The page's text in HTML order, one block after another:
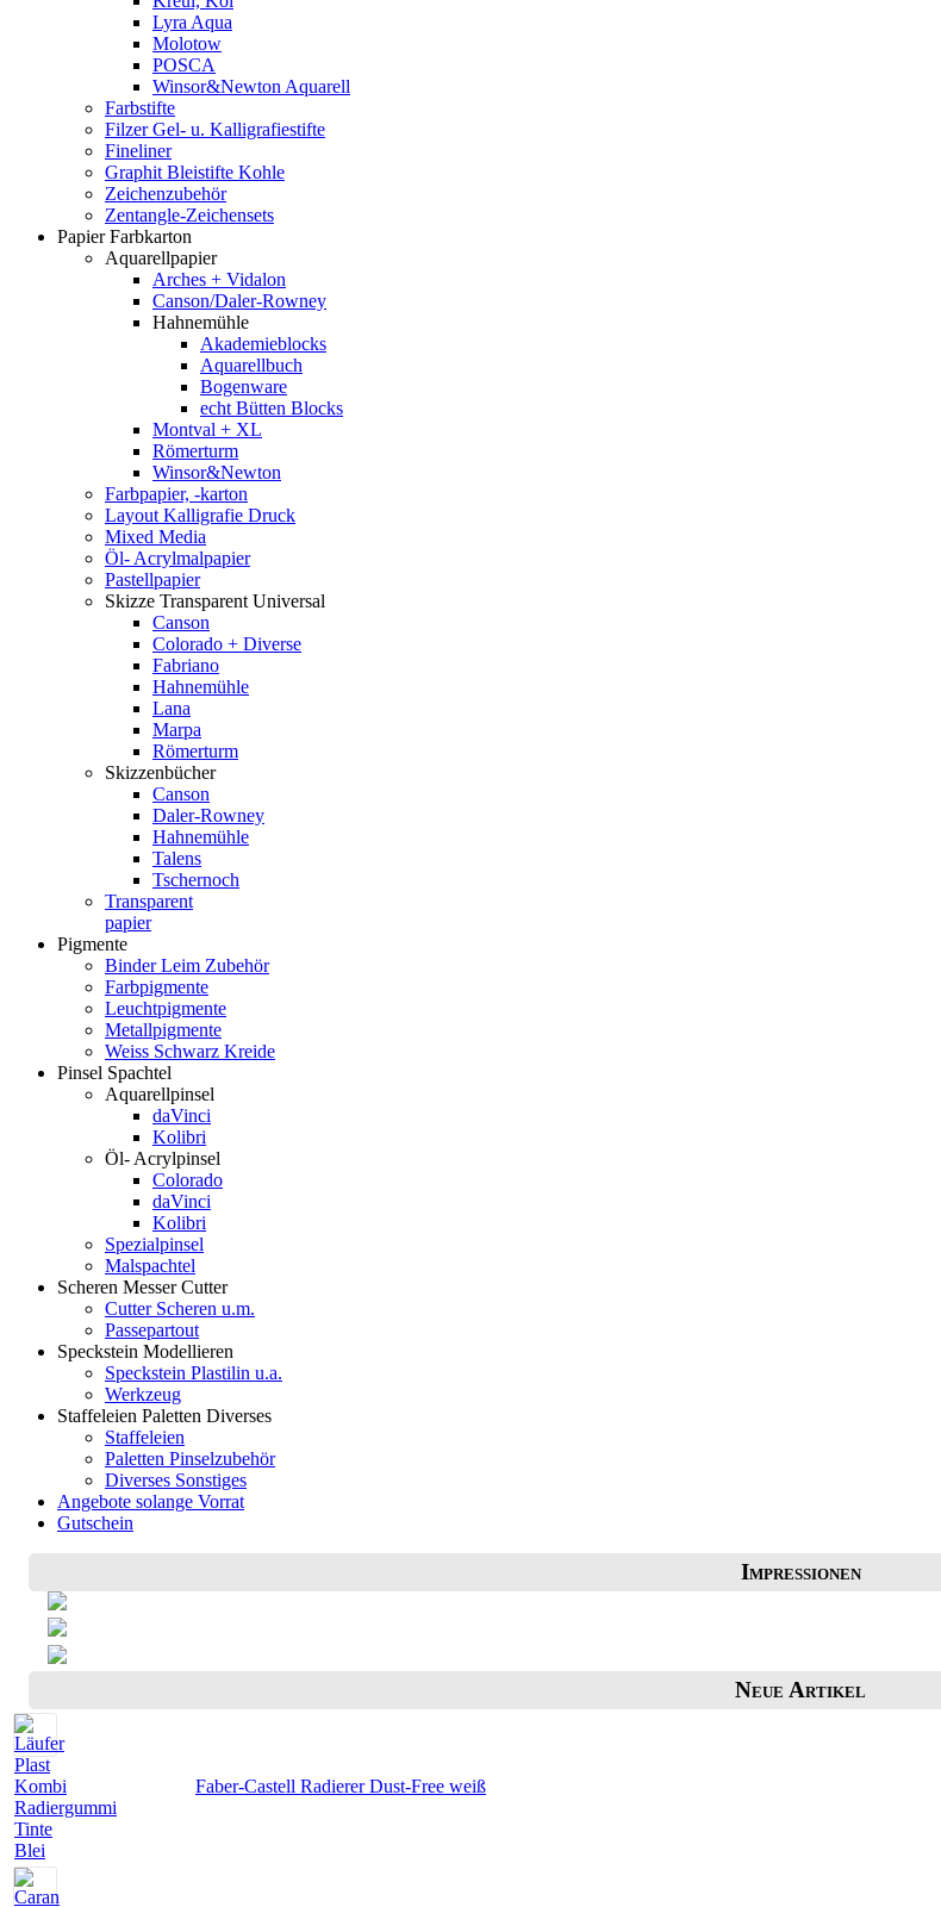
Lyra Aqua
Molotow
POSCA
Winsor&Newton Aquarell
Farbstifte
Filzer Gel- u. Kalligrafiestifte
Fineliner
Graphit Bleistifte Kohle
Zeichenzubehör
Zentangle-Zeichensets
Papier Farbkarton
Aquarellpapier
Arches + Vidalon
Canson/Daler-Rowney
Hahnemühle
Akademieblocks
Aquarellbuch
Bogenware
echt Bütten Blocks
Montval + XL
Römerturm
Winsor&Newton
Farbpapier, -karton
Layout Kalligrafie Druck
Mixed Media
Öl- Acrylmalpapier
Pastellpapier
Skizze Transparent Universal
Canson
Colorado + Diverse
Fabriano
Hahnemühle
Lana
Marpa
Römerturm
Skizzenbücher
Canson
Daler-Rowney
Hahnemühle
Talens
Tschernoch
Transparent
papier
Pigmente
Binder Leim Zubehör
Farbpigmente
Leuchtpigmente
Metallpigmente
Weiss Schwarz Kreide
Pinsel Spachtel
Aquarellpinsel
daVinci
Kolibri
Öl- Acrylpinsel
Colorado
daVinci
Kolibri
Spezialpinsel
Malspachtel
Scheren Messer Cutter
Cutter Scheren u.m.
Passepartout
Speckstein Modellieren
Speckstein Plastilin u.a.
Werkzeug
Staffeleien Paletten Diverses
Staffeleien
Paletten Pinselzubehör
Diverses Sonstiges
Angebote solange Vorrat
Gutschein
Impressionen
Neue Artikel
Faber-Castell Radierer Dust-Free weiß